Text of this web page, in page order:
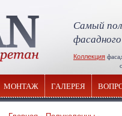
Самый
Коллекция
МОНТАЖ ГАЛЕРЕЯ